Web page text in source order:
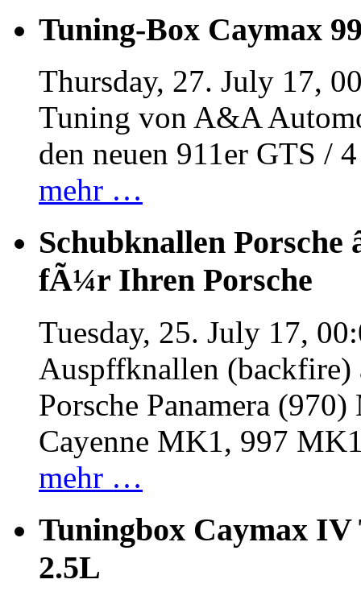
Tuning-Box Caymax
Thursday, 27. July 17,
Tuning von A&A
den neuen 911er GTS /
mehr …
Schubknallen Porsche
fÃ¼r Ihren Porsche
Tuesday, 25. July 17,
Auspffknallen
Porsche Panamera
Cayenne MK1, 997
mehr …
Tuningbox Caymax IV
2.5L